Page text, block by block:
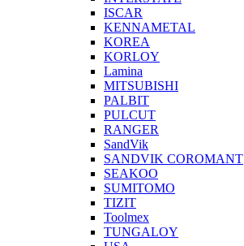
ISCAR
KENNAMETAL
KOREA
KORLOY
Lamina
MITSUBISHI
PALBIT
PULCUT
RANGER
SandVik
SANDVIK COROMANT
SEAKOO
SUMITOMO
TIZIT
Toolmex
TUNGALOY